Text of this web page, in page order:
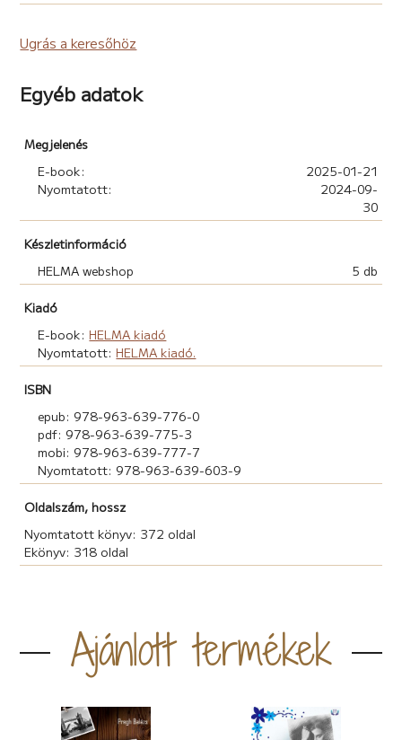
Ugrás a keresőhöz
Egyéb adatok
Megjelenés
E-book:
2025-01-21
Nyomtatott:
2024-09-
30
Készletinformáció
HELMA webshop
5 db
Kiadó
E-book: HELMA kiadó
Nyomtatott: HELMA kiadó.
ISBN
epub: 978-963-639-776-0
pdf: 978-963-639-775-3
mobi: 978-963-639-777-7
Nyomtatott: 978-963-639-603-9
Oldalszám, hossz
Nyomtatott könyv: 372 oldal
Ekönyv: 318 oldal
Ajánlott termékek